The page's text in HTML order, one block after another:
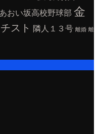
おい坂高校野球部 金
スト 隣人１３号 離婚 離